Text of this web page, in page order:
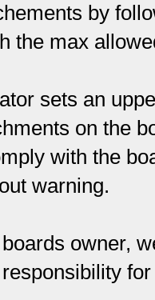
by
the max
sets an
on the
with the
warning.
owner,